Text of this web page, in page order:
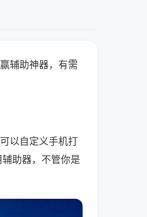
辅助神器，有需
以自定义手机打
助器，不管你是